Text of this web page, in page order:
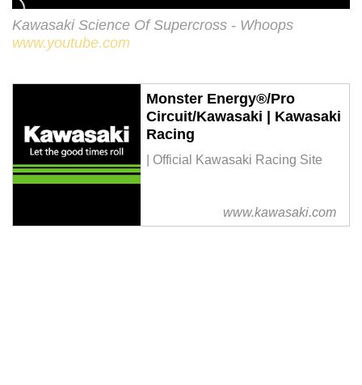
Kawasaki Science Of Supercross - Whoops
www.youtube.com
Monster Energy®/Pro
Circuit/Kawasaki | Kawasaki
Racing
| Official Kawasaki Racing Site
www.kawasaki.com